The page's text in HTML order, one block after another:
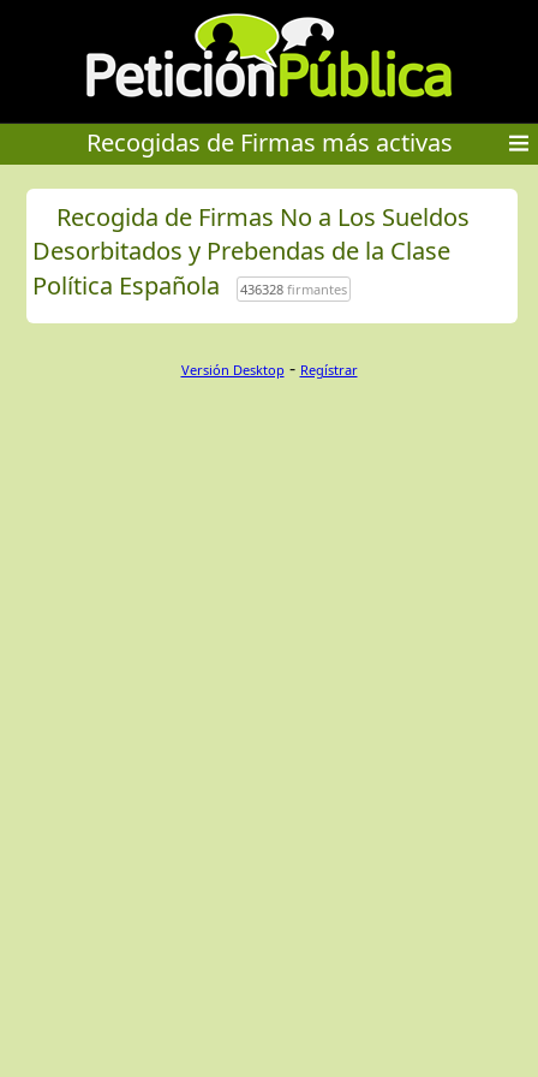
Recogidas de Firmas más activas
Recogida de Firmas No a Los Sueldos
Desorbitados y Prebendas de la Clase
Política Española
436328firmantes
Versión Desktop - Regístrar